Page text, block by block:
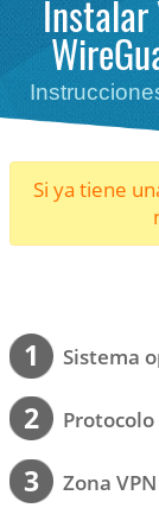
Instalar
Si ya tiene
1 Sistema
2 Protocolo
3 Zona VPN